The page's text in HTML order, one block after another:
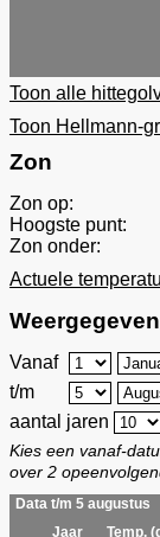
Toon alle
Toon Hellmann-
Zon
Zon op:
Hoogste punt:
Zon onder:
Actuele
Vanaf
t/m
aantal jaren
Kies een vanaf-
over 2
Data t/m 5 augustus
Jaar
Temp.